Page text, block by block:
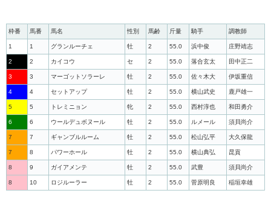
枠番 馬番 馬名 性別 馬齢 斤量 騎手 調教師
1 1 グランルーチェ 牡 2 55.0 浜中俊 庄野靖志
2 2 カイコウ セ 2 55.0 落合玄太 田中正二
3 3 マーゴットソラーレ 牡 2 55.0 佐々木大 伊坂重信
4 4 セットアップ 牡 2 55.0 横山武史 鹿戸雄一
5 5 トレミニョン 牝 2 55.0 西村淳也 和田勇介
6 6 ウールデュボヌール 牡 2 55.0 ルメール 須貝尚介
7 7 ギャンブルルーム 牡 2 55.0 松山弘平 大久保龍
7 8 パワーホール 牡 2 55.0 横山典弘 昆貢
8 9 ガイアメンテ 牡 2 55.0 武豊 須貝尚介
8 10 ロジルーラー 牡 2 55.0 菅原明良 稲垣幸雄